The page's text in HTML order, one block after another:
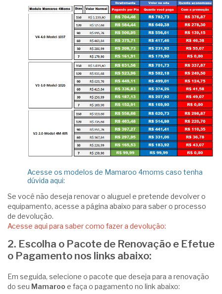
Acesse os modelos de Mamaroo 4moms caso tenha
dúvida aqui:
Se você não deseja renovar o aluguel e pretende devolver o
equipamento, acesse a página abaixo para saber o processo
de devolução.
Acesse aqui para saber como fazer a devolução:
2. Escolha o Pacote de Renovação e Efetue
o Pagamento nos links abaixo:
Em seguida, selecione o pacote que deseja para a renovação
do seu Mamaroo e faça o pagamento no link abaixo: